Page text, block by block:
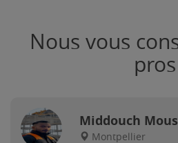
Nous vous
pros
Middouch
Montpellier